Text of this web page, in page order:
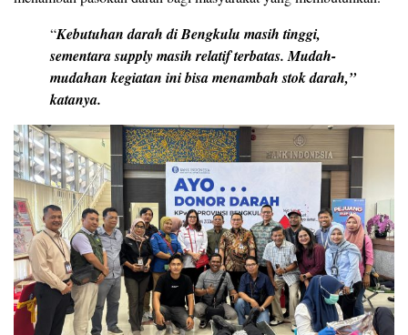
“Kebutuhan darah di Bengkulu masih tinggi,
sementara supply masih relatif terbatas. Mudah-
mudahan kegiatan ini bisa menambah stok darah,”
katanya.